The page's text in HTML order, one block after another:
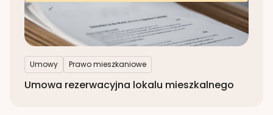
Umowy Prawo mieszkaniowe
Umowa rezerwacyjna lokalu mieszkalnego